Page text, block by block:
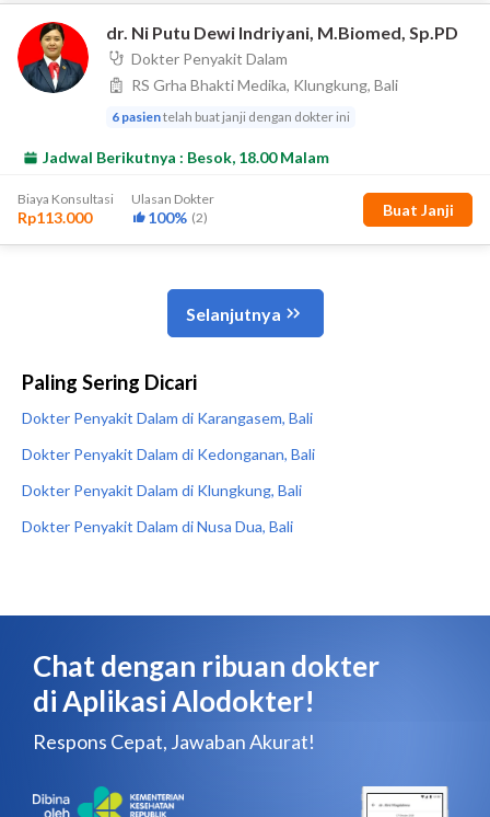
Paling Sering Dicari
Dokter Penyakit Dalam di Karangasem, Bali
Dokter Penyakit Dalam di Kedonganan, Bali
Dokter Penyakit Dalam di Klungkung, Bali
Dokter Penyakit Dalam di Nusa Dua, Bali